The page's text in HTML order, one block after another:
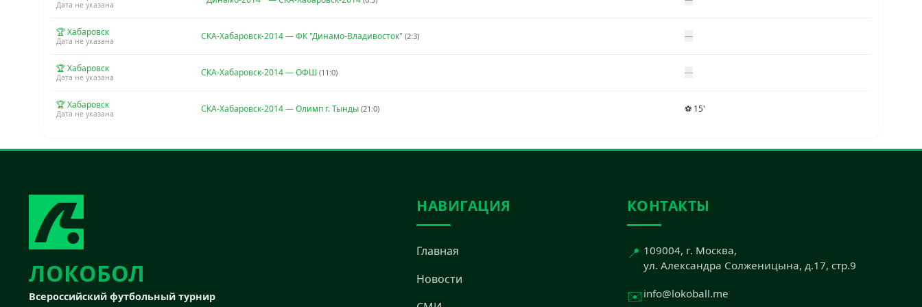
Дата не указана
🏆 Хабаровск
Дата не указана СКА-Хабаровск-2014 — ФК "Динамо-Владивосток" (2:3) —
🏆 Хабаровск
Дата не указана СКА-Хабаровск-2014 — ОФШ (11:0) —
🏆 Хабаровск
Дата не указана СКА-Хабаровск-2014 — Олимп г. Тынды (21:0) ⚽ 15'
ЛОКОБОЛ
Всероссийский футбольный турнир
НАВИГАЦИЯ
Главная
Новости
КОНТАКТЫ
📍 109004, г. Москва,
ул. Александра Солженицына, д.17, стр.9
✉️ info@lokoball.me